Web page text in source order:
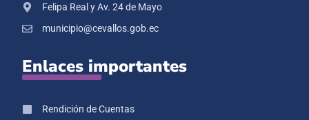
Felipa Real y Av. 24 de Mayo
municipio@cevallos.gob.ec
Enlaces importantes
Rendición de Cuentas